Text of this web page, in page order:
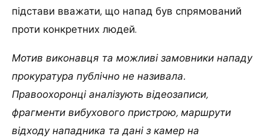
підстави вважати, що напад був спрямований
проти конкретних людей.
Мотив виконавця та можливі замовники нападу
прокуратура публічно не називала.
Правоохоронці аналізують відеозаписи,
фрагменти вибухового пристрою, маршрути
відходу нападника та дані з камер на